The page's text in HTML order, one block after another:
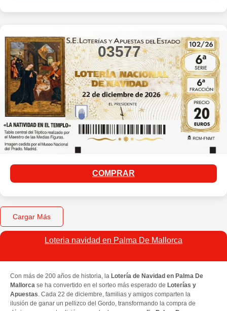
03577
COMPRAR
Cargar Más
Loteria navidad en Palma De Mallorca​
Con más de 200 años de historia, la Lotería de Navidad en Palma De
Mallorca se ha convertido en el sorteo más esperado de Loterías y
Apuestas. Cada 22 de diciembre, familias y amigos comparten la
ilusión de ganar un pellizco del Gordo, transformando la compra de